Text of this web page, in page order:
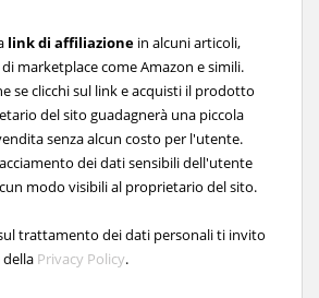
link di affiliazione in alcuni articoli,
marketplace come Amazon e simili.
se clicchi sul link e acquisti il prodotto
del sito guadagnerà una piccola
senza alcun costo per l'utente.
dei dati sensibili dell'utente
modo visibili al proprietario del sito.
trattamento dei dati personali ti invito
della Privacy Policy.